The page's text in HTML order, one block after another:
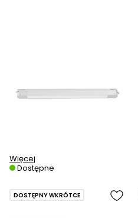
Więcej
Dostępne
DOSTĘPNY WKRÓTCE